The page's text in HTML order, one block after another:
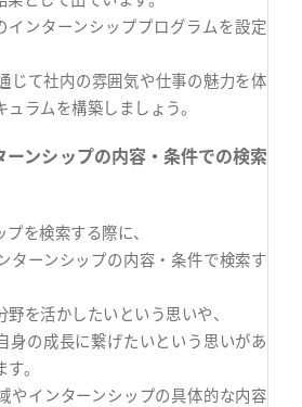
インターンシッププログラムを設定
じて社内の雰囲気や仕事の魅力を体
ラムを構築しましょう。
ンシップの内容・条件での検索
を検索する際に、
ターンシップの内容・条件で検索す
を活かしたいという思いや、
身の成長に繋げたいという思いがあ
。
やインターンシップの具体的な内容